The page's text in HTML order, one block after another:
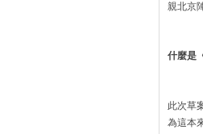
親北京
什麼是
此次草
為這本